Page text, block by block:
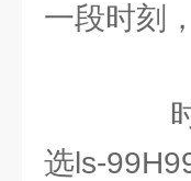
一段时刻
时
选ls-